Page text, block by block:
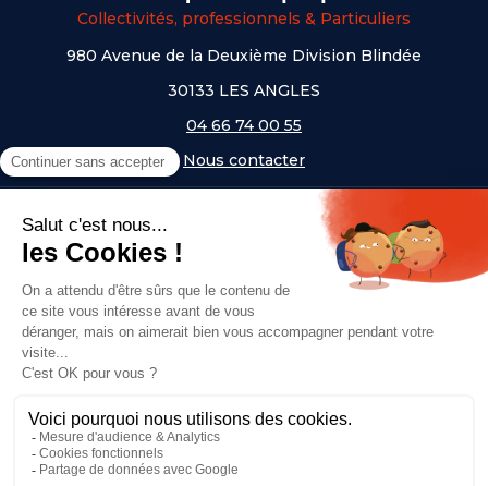
Collectivités, professionnels & Particuliers
980 Avenue de la Deuxième Division Blindée
30133 LES ANGLES
04 66 74 00 55
Nous contacter
NOS UNIVERS
- Serem
- Lifetime
- Mottez
- JAD Groupe